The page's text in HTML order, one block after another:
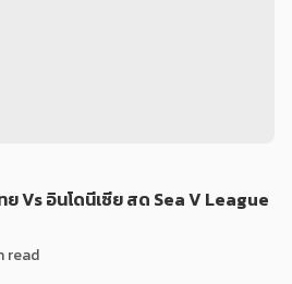
Vs อินโดนีเซีย สด Sea V League
read